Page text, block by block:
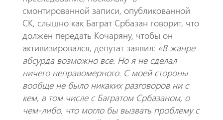
смонтированной записи, опубликованной
СК, слышно как Баграт Србазан говорит, что
должен передать Кочаряну, чтобы он
активизировался, депутат заявил: «В жанре
абсурда возможно все. Но я не сделал
ничего неправомерного. С моей стороны
вообще не было никаких разговоров ни с
кем, в том числе с Багратом Србазаном, о
чем-либо, что могло бы вызвать проблему с